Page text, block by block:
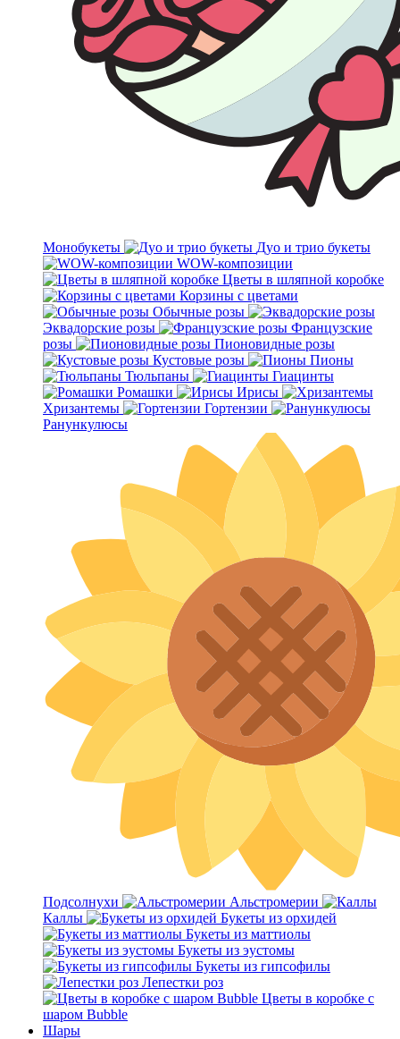
Монобукеты
Дуо и трио букеты
WOW-композиции
Цветы в шляпной коробке
Корзины с цветами
Обычные розы
Эквадорские розы
Французские
розы
Пионовидные розы
Кустовые розы
Пионы
Тюльпаны
Гиацинты
Ромашки
Ирисы
Хризантемы
Гортензии
Ранункулюсы
Подсолнухи
Альстромерии
Каллы
Букеты из орхидей
Букеты из маттиолы
Букеты из эустомы
Букеты из гипсофилы
Лепестки роз
Цветы в коробке с
шаром Bubble
Шары